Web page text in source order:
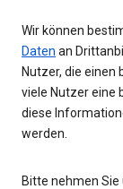
Wir können
Daten an
Nutzer, die
viele Nutzer eine
diese
werden.
Bitte nehmen